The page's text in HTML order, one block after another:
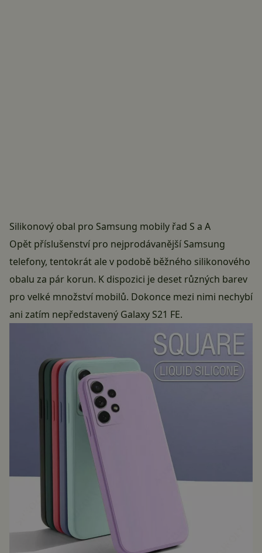
Silikonový obal pro Samsung mobily řad S a A
Opět příslušenství pro nejprodávanější Samsung
telefony, tentokrát ale v podobě běžného silikonového
obalu za pár korun. K dispozici je deset různých barev
pro velké množství mobilů. Dokonce mezi nimi nechybí
ani zatím nepředstavený Galaxy S21 FE.